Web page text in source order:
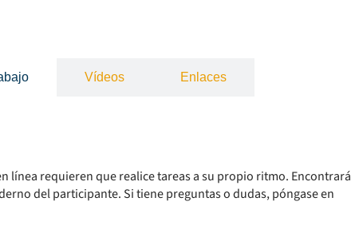
Vídeos Enlaces
línea requieren que realice tareas a su propio ritmo. Encontrará
del participante. Si tiene preguntas o dudas, póngase en